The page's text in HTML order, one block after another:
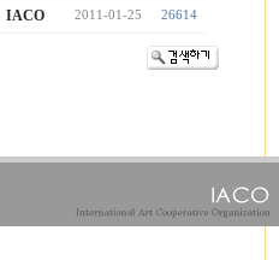
IACO 2011-01-25 26614